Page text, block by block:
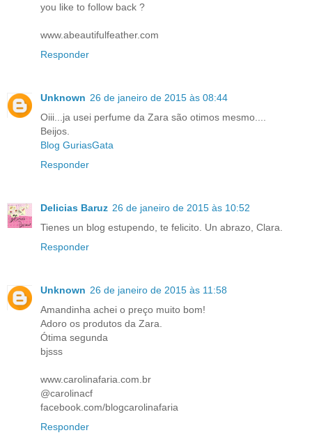
you like to follow back ?
www.abeautifulfeather.com
Responder
Unknown 26 de janeiro de 2015 às 08:44
Oiii...ja usei perfume da Zara são otimos mesmo....
Beijos.
Blog GuriasGata
Responder
Delicias Baruz 26 de janeiro de 2015 às 10:52
Tienes un blog estupendo, te felicito. Un abrazo, Clara.
Responder
Unknown 26 de janeiro de 2015 às 11:58
Amandinha achei o preço muito bom!
Adoro os produtos da Zara.
Ótima segunda
bjsss
www.carolinafaria.com.br
@carolinacf
facebook.com/blogcarolinafaria
Responder